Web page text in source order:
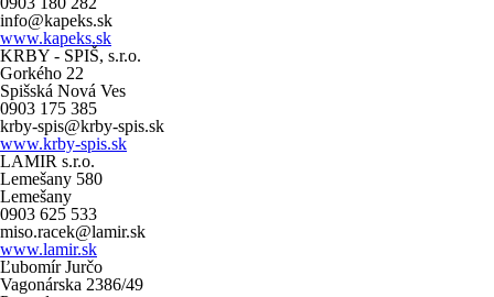
info@kapeks.sk
www.kapeks.sk
KRBY - SPIŠ, s.r.o.
Gorkého 22
Spišská Nová Ves
0903 175 385
krby-spis@krby-spis.sk
www.krby-spis.sk
LAMIR s.r.o.
Lemešany 580
Lemešany
0903 625 533
miso.racek@lamir.sk
www.lamir.sk
Ľubomír Jurčo
Vagonárska 2386/49